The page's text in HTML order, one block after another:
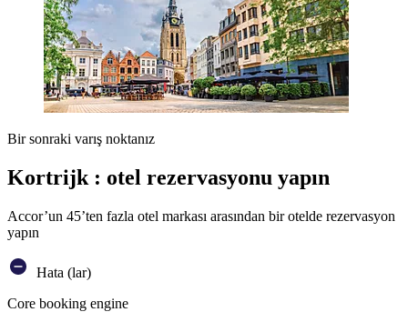
Bir sonraki varış noktanız
Kortrijk : otel rezervasyonu yapın
Accor’un 45’ten fazla otel markası arasından bir otelde rezervasyon
yapın
Hata (lar)
Core booking engine